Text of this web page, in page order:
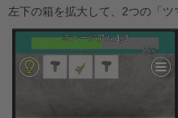
左下の箱を拡大して、2つの「ツ